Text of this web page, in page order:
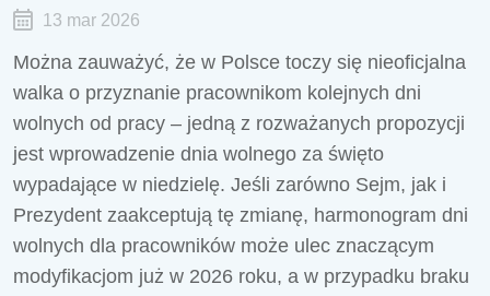
13 mar 2026
Można zauważyć, że w Polsce toczy się nieoficjalna
walka o przyznanie pracownikom kolejnych dni
wolnych od pracy – jedną z rozważanych propozycji
jest wprowadzenie dnia wolnego za święto
wypadające w niedzielę. Jeśli zarówno Sejm, jak i
Prezydent zaakceptują tę zmianę, harmonogram dni
wolnych dla pracowników może ulec znaczącym
modyfikacjom już w 2026 roku, a w przypadku braku